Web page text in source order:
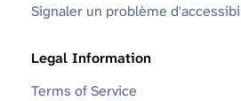
Signaler un problème
Legal Information
Terms of Service